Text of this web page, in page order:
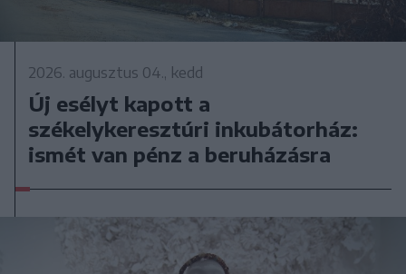
2026. augusztus 04., kedd
Új esélyt kapott a
székelykeresztúri inkubátorház:
ismét van pénz a beruházásra